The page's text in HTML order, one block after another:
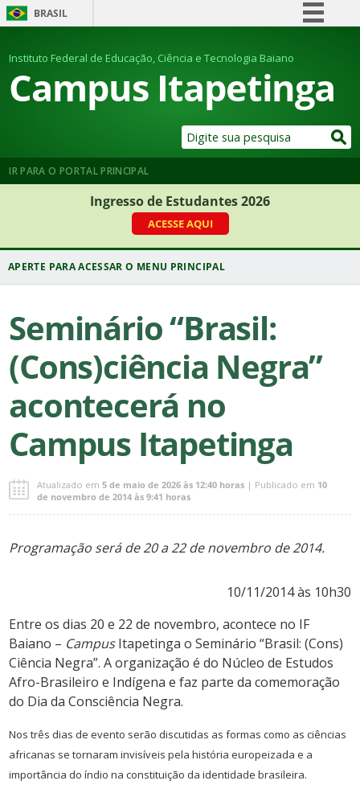
BRASIL
Comunica BR
Participe
Legislação
Instituto Federal de Educação, Ciência e Tecnologia Baiano
Campus Itapetinga
IR PARA O PORTAL PRINCIPAL
Ingresso de Estudantes 2026
ACESSE AQUI
Seminário “Brasil:
(Cons)ciência Negra”
acontecerá no
Campus Itapetinga
Atualizado em5 de maio de 2026 às 12:40 horas | Publicado em 10
de novembro de 2014 às 9:41 horas
Programação será de 20 a 22 de novembro de 2014.
10/11/2014 às 10h30
Entre os dias 20 e 22 de novembro, acontece no IF
Baiano – CampusItapetinga o Seminário “Brasil: (Cons)
Ciência Negra”. A organização é do Núcleo de Estudos
Afro-Brasileiro e Indígena e faz parte da comemoração
do Dia da Consciência Negra.
Nos três dias de evento serão discutidas as formas como as ciências
africanas se tornaram invisíveis pela história europeizada e a
importância do índio na constituição da identidade brasileira.